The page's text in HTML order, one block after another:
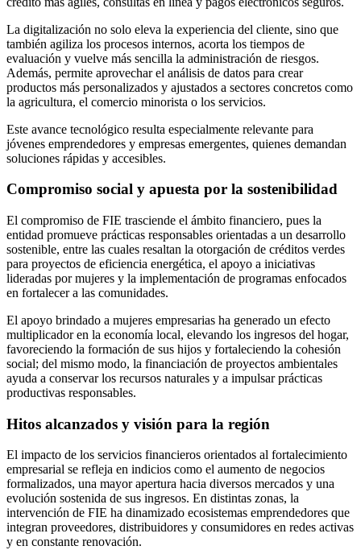
La digitalización no solo eleva la experiencia del cliente, sino que
también agiliza los procesos internos, acorta los tiempos de
evaluación y vuelve más sencilla la administración de riesgos.
Además, permite aprovechar el análisis de datos para crear
productos más personalizados y ajustados a sectores concretos como
la agricultura, el comercio minorista o los servicios.
Este avance tecnológico resulta especialmente relevante para
jóvenes emprendedores y empresas emergentes, quienes demandan
soluciones rápidas y accesibles.
Compromiso social y apuesta por la sostenibilidad
El compromiso de FIE trasciende el ámbito financiero, pues la
entidad promueve prácticas responsables orientadas a un desarrollo
sostenible, entre las cuales resaltan la otorgación de créditos verdes
para proyectos de eficiencia energética, el apoyo a iniciativas
lideradas por mujeres y la implementación de programas enfocados
en fortalecer a las comunidades.
El apoyo brindado a mujeres empresarias ha generado un efecto
multiplicador en la economía local, elevando los ingresos del hogar,
favoreciendo la formación de sus hijos y fortaleciendo la cohesión
social; del mismo modo, la financiación de proyectos ambientales
ayuda a conservar los recursos naturales y a impulsar prácticas
productivas responsables.
Hitos alcanzados y visión para la región
El impacto de los servicios financieros orientados al fortalecimiento
empresarial se refleja en indicios como el aumento de negocios
formalizados, una mayor apertura hacia diversos mercados y una
evolución sostenida de sus ingresos. En distintas zonas, la
intervención de FIE ha dinamizado ecosistemas emprendedores que
integran proveedores, distribuidores y consumidores en redes activas
y en constante renovación.